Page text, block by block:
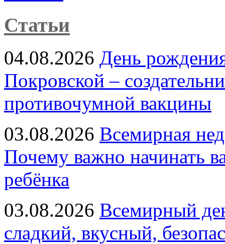
Статьи
04.08.2026 День
Покровской –
противочумной вакцины
03.08.2026 Всемирная
Почему важно начинать
ребёнка
03.08.2026 Всемирный
сладкий, вкусный,